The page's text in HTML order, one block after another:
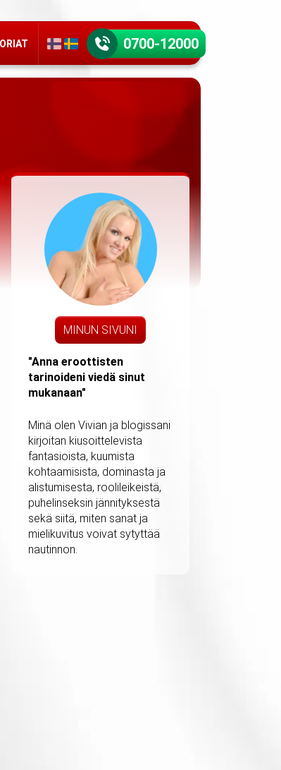
0700-12000
MINUN SIVUNI
"Anna eroottisten
tarinoideni viedä sinut
mukanaan"
Minä olen Vivian ja blogissani
kirjoitan kiusoittelevista
fantasioista, kuumista
kohtaamisista, dominasta ja
alistumisesta, roolileikeistä,
puhelinseksin jännityksestä
sekä siitä, miten sanat ja
mielikuvitus voivat sytyttää
nautinnon.